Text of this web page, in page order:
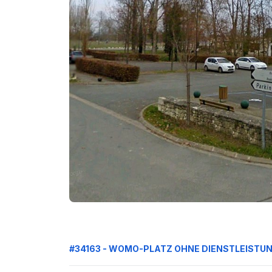
#34163 - WOMO-PLATZ OHNE